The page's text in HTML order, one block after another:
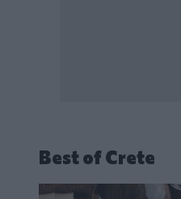
Best of Crete